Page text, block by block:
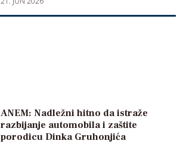
ANEM: Nadležni hitno da istraže
razbijanje automobila i zaštite
porodicu Dinka Gruhonjića